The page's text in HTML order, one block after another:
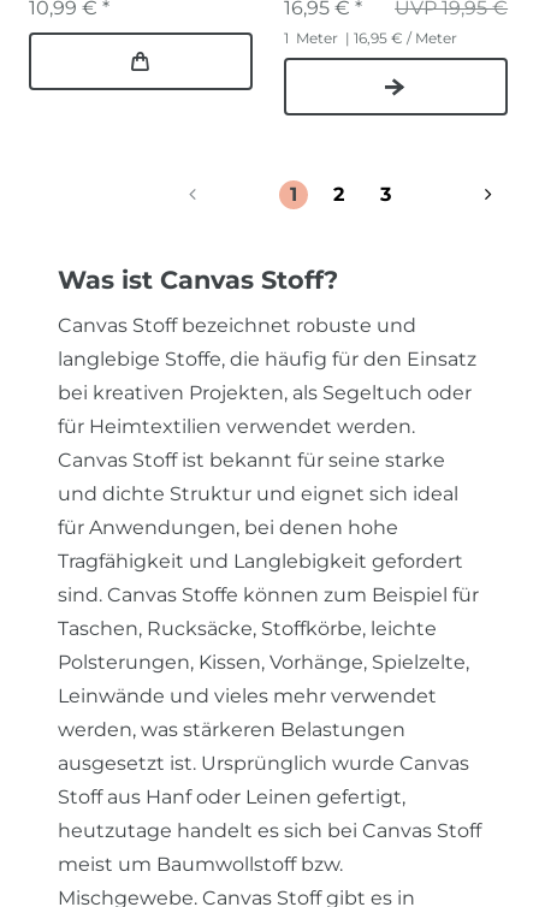
10,99 € * UVP 19,95 €
16,95 € *
1 Meter | 16,95 € / Meter
1 2 3
Was ist Canvas Stoff?
Canvas Stoff bezeichnet robuste und
langlebige Stoffe, die häufig für den Einsatz
bei kreativen Projekten, als Segeltuch oder
für Heimtextilien verwendet werden.
Canvas Stoff ist bekannt für seine starke
und dichte Struktur und eignet sich ideal
für Anwendungen, bei denen hohe
Tragfähigkeit und Langlebigkeit gefordert
sind. Canvas Stoffe können zum Beispiel für
Taschen, Rucksäcke, Stoffkörbe, leichte
Polsterungen, Kissen, Vorhänge, Spielzelte,
Leinwände und vieles mehr verwendet
werden, was stärkeren Belastungen
ausgesetzt ist. Ursprünglich wurde Canvas
Stoff aus Hanf oder Leinen gefertigt,
heutzutage handelt es sich bei Canvas Stoff
meist um Baumwollstoff bzw.
Mischgewebe. Canvas Stoff gibt es in